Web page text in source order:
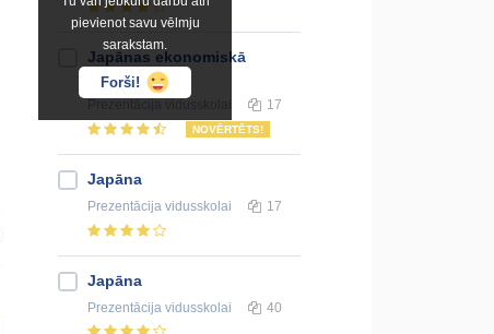
pievienot savu vēlmju
sarakstam.
Forši!
Japānas ekonomiskā
attīstība
17
NOVĒRTĒTS!
Japāna
Prezentācija vidusskolai 17
Japāna
Prezentācija vidusskolai 40